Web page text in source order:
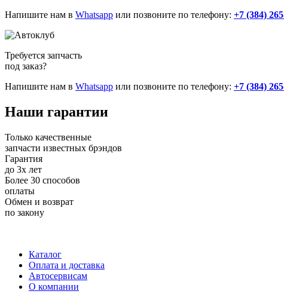
Напишите нам в Whatsapp или позвоните по телефону: +7 (384)
Требуется запчасть
под заказ?
Напишите нам в Whatsapp или позвоните по телефону: +7 (384)
Наши гарантии
Только качественные
запчасти известных брэндов
Гарантия
до 3х лет
Более 30 способов
оплаты
Обмен и возврат
по закону
Каталог
Оплата и доставка
Автосервисам
О компании